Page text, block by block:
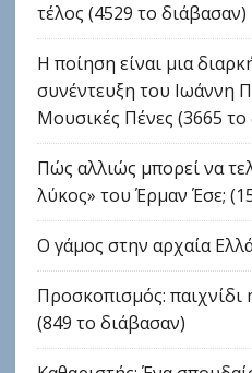
τέλος (4529 το διάβασαν)
Η ποίηση είναι μια
συνέντευξη του Ιωάννη
Μουσικές Πένες (3665 το
Πώς αλλιώς μπορεί να
λύκος» του Έρμαν Έσε;
Ο γάμος στην αρχαία
Προσκοπισμός: παιχνίδι
(849 το διάβασαν)